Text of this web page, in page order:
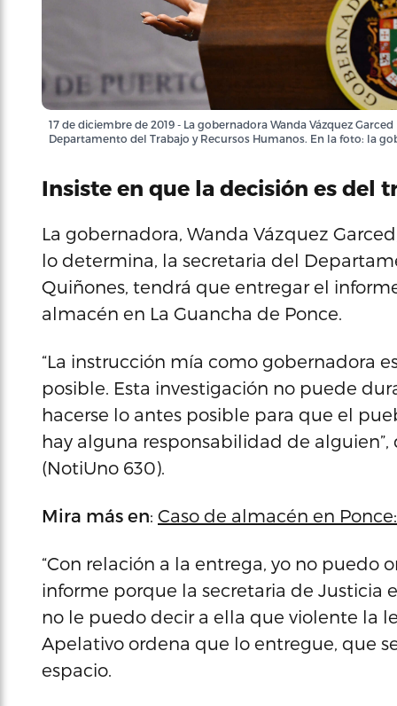
17 de diciembre de 2019 - La gobernadora Wanda Vázquez
Departamento del Trabajo y Recursos Humanos. En la foto: la
Insiste en que la decisión es del
La gobernadora, Wanda Vázquez
lo determina, la secretaria del
Quiñones, tendrá que entregar el
almacén en La Guancha de Ponce.
“La instrucción mía como gobernadora
posible. Esta investigación no puede
hacerse lo antes posible para que el
hay alguna responsabilidad de
(NotiUno 630).
Mira más en: Caso de almacén en
“Con relación a la entrega, yo no puedo
informe porque la secretaria de Justicia
no le puedo decir a ella que violente la
Apelativo ordena que lo entregue, que
espacio.